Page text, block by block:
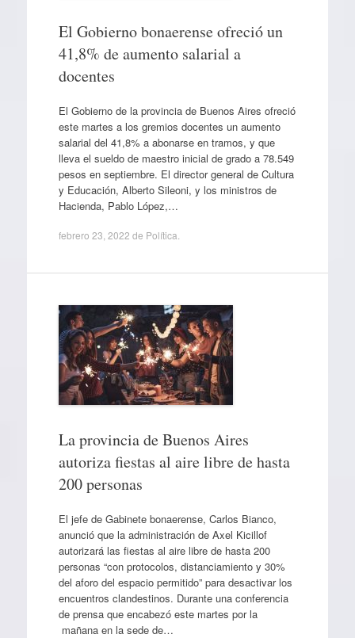
El Gobierno bonaerense ofreció un
41,8% de aumento salarial a
docentes
El Gobierno de la provincia de Buenos Aires ofreció
este martes a los gremios docentes un aumento
salarial del 41,8% a abonarse en tramos, y que
lleva el sueldo de maestro inicial de grado a 78.549
pesos en septiembre. El director general de Cultura
y Educación, Alberto Sileoni, y los ministros de
Hacienda, Pablo López,…
febrero 23, 2022 de Política
La provincia de Buenos Aires
autoriza fiestas al aire libre de hasta
200 personas
El jefe de Gabinete bonaerense, Carlos Bianco,
anunció que la administración de Axel Kicillof
autorizará las fiestas al aire libre de hasta 200
personas “con protocolos, distanciamiento y 30%
del aforo del espacio permitido” para desactivar los
encuentros clandestinos. Durante una conferencia
de prensa que encabezó este martes por la
mañana en la sede de…